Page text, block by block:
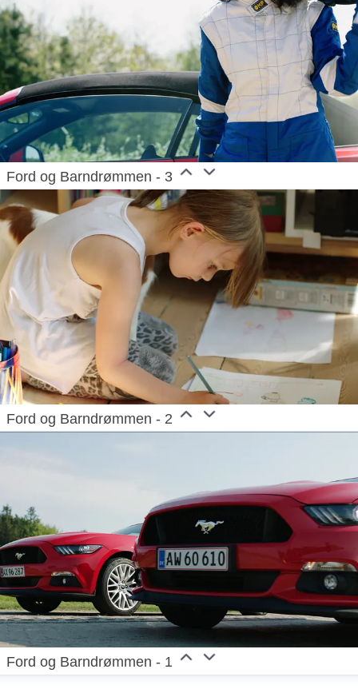
Ford og Barndrømmen - 3
Ford og Barndrømmen - 2
Ford og Barndrømmen - 1